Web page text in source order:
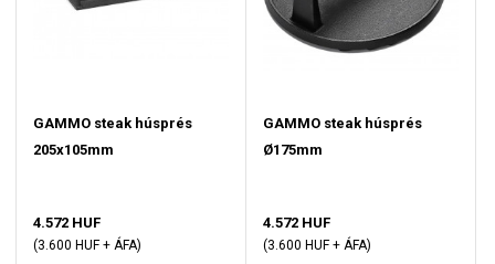
GAMMO steak húsprés
205x105mm
4.572 HUF
(3.600 HUF + ÁFA)
GAMMO steak húsprés
Ø175mm
4.572 HUF
(3.600 HUF + ÁFA)